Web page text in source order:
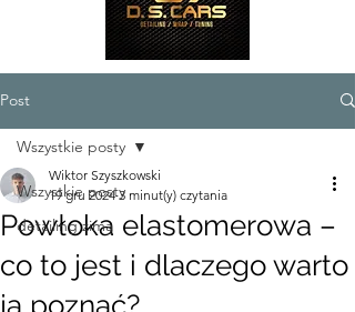
Post
Wszystkie posty
detailing zimą
Wszystkie posty
Powłoka elastomerowa –
co to jest i dlaczego warto
ją poznać?
Wiktor Szyszkowski
19 gru 2024 3 minut(y) czytania